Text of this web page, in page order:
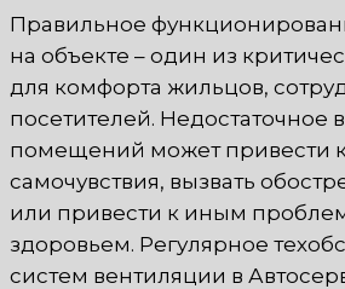
Правильное
на объекте – один из
для комфорта жильцов,
посетителей. Недостаточное
помещений может привести
самочувствия, вызвать
или привести к иным
здоровьем. Регулярное
систем вентиляции в